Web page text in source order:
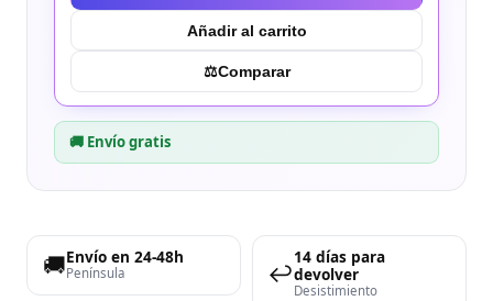
Añadir al carrito
⚖︎Comparar
🚚 Envío gratis
🚚Envío en 24-48h
Península ↩️
14 días para
devolver
Desistimiento